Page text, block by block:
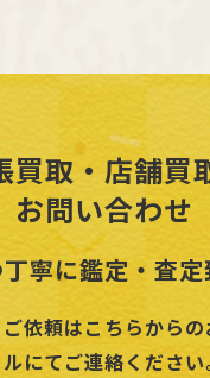
買取・店舗買
お問い合わせ
寧に鑑定・査
依頼はこちらから
にてご連絡ください